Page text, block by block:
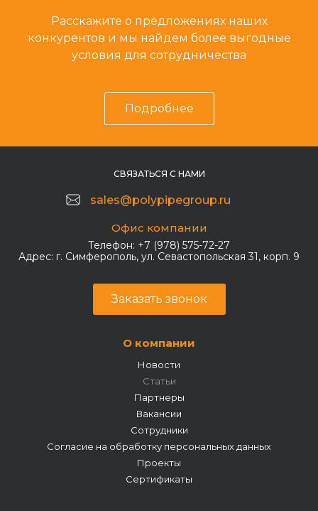
Расскажите о предложениях наших
конкурентов и мы найдем более выгодные
условия для сотрудничества
Подробнее
СВЯЗАТЬСЯ С НАМИ
sales@polypipegroup.ru
Офис компании
Телефон: +7 (978) 575-72-27
Адрес: г. Симферополь, ул. Севастопольская 31, корп. 9
Заказать звонок
О компании
Новости
Статьи
Партнеры
Вакансии
Сотрудники
Согласие на обработку персональных данных
Проекты
Сертификаты